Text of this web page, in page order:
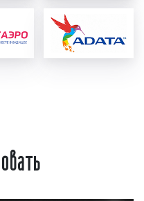
проверяется как
так и юристами
необходимости в
вносятся
формируется
называется
отображается